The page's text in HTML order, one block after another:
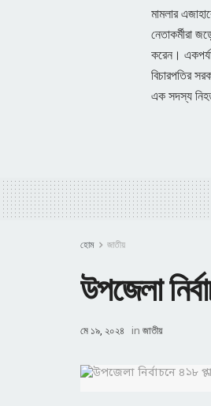
মামলার
নেতাকর্মীরা
করেন।
বিচারপতির
এক সদস্য নিহত
হোম জাতীয়
উপজেলা
মে ১৯, ২০২৪ in জাতীয়